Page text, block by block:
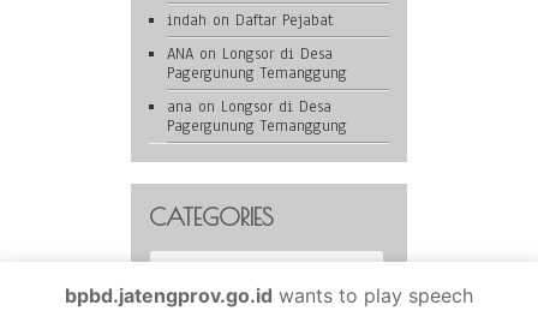
indah on Daftar Pejabat
ANA on Longsor di Desa
Pagergunung Temanggung
ana on Longsor di Desa
Pagergunung Temanggung
CATEGORIES
Categories
bpbd.jatengprov.go.id wants to play speech